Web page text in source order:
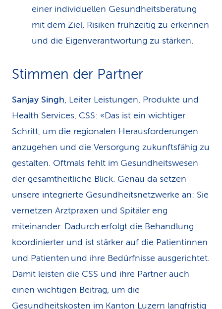
einer individuellen Gesundheitsberatung
mit dem Ziel, Risiken frühzeitig zu erkennen
und die Eigenverantwortung zu stärken.
Stimmen der Partner
Sanjay Singh, Leiter Leistungen, Produkte und
Health Services, CSS: «Das ist ein wichtiger
Schritt, um die regionalen Herausforderungen
anzugehen und die Versorgung zukunftsfähig zu
gestalten. Oftmals fehlt im Gesundheitswesen
der gesamtheitliche Blick. Genau da setzen
unsere integrierte Gesundheitsnetzwerke an: Sie
vernetzen Arztpraxen und Spitäler eng
miteinander. Dadurch erfolgt die Behandlung
koordinierter und ist stärker auf die Patientinnen
und Patienten und ihre Bedürfnisse ausgerichtet.
Damit leisten die CSS und ihre Partner auch
einen wichtigen Beitrag, um die
Gesundheitskosten im Kanton Luzern langfristig